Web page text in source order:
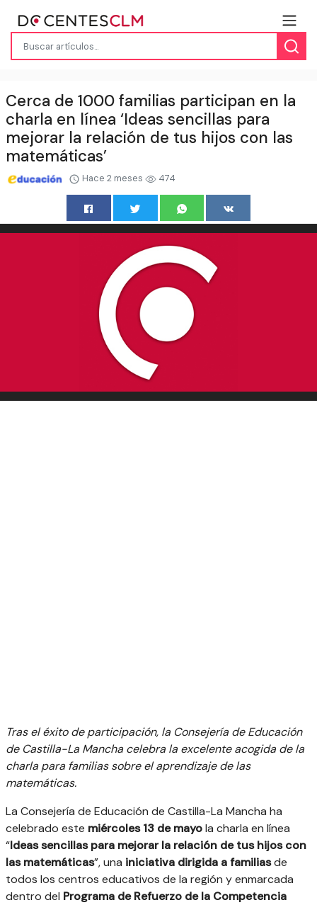
Cerca de 1000 familias participan en la
charla en línea ‘Ideas sencillas para
mejorar la relación de tus hijos con las
matemáticas’
Hace 2 meses 474
Tras el éxito de participación, la Consejería de Educación
de Castilla-La Mancha celebra la excelente acogida de la
charla para familias sobre el aprendizaje de las
matemáticas.
La Consejería de Educación de Castilla-La Mancha ha
celebrado este miércoles 13 de mayola charla en línea
“Ideas sencillas para mejorar la relación de tus hijos con
las matemáticas”, una iniciativa dirigida a familiasde
todos los centros educativos de la región y enmarcada
dentro del Programa de Refuerzo de la Competencia